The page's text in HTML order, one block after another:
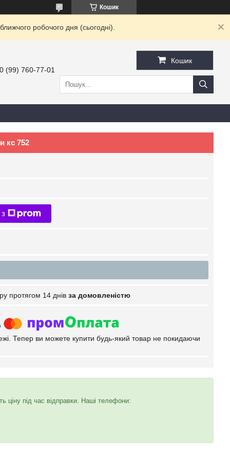
Кошик
робочого дня (сьогодні).
(99) 760-77-01
Кошик
кс 752
протягом 14 днів за домовленістю
Тепер ви можете купити будь-який товар не покидаючи
під час відправки. Наші телефони: